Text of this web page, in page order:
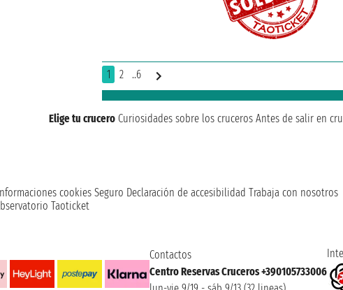
1 2 ..6
Elige tu crucero Curiosidades sobre los cruceros Antes de salir en
Informaciones cookies Seguro Declaración de accesibilidad Trabaja con nosotros
Taoticket
Contactos
Centro Reservas Cruceros +390105733006